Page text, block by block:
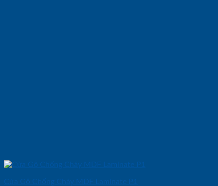
Cửa Gỗ Chống Cháy MDF Laminate P1